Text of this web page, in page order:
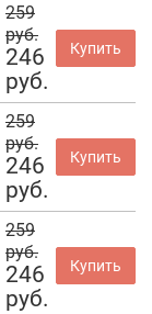
259
руб.
246
руб.
Купить
259
руб.
246
руб.
Купить
259
руб.
246
руб.
Купить